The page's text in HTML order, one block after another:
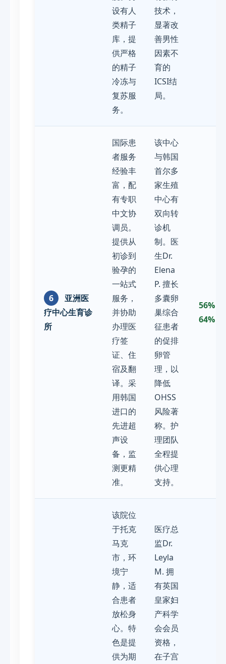
设有人
类精子
库，提
供严格
的精子
冷冻与
复苏服
务。
技术，
显著改
善男性
因素不
育的
ICSI结
局。
6
亚洲医
疗中心生育诊
所
国际患
者服务
经验丰
富，配
有专职
中文协
调员。
提供从
初诊到
验孕的
一站式
服务，
并协助
办理医
疗签
证、住
宿及翻
译。采
用韩国
进口的
先进超
声设
备，监
测更精
准。
该中心
与韩国
首尔多
家生殖
中心有
双向转
诊机
制。医
生Dr.
Elena
P. 擅长
多囊卵
巢综合
征患者
的促排
卵管
理，以
降低
OHSS
风险著
称。护
理团队
全程提
供心理
支持。
56% -
64%
该院位
于托克
马克
市，环
境宁
静，适
合患者
放松身
心。特
色是提
供为期
医疗总
监Dr.
Leyla
M. 拥
有英国
皇家妇
产科学
会会员
资格，
在子宫